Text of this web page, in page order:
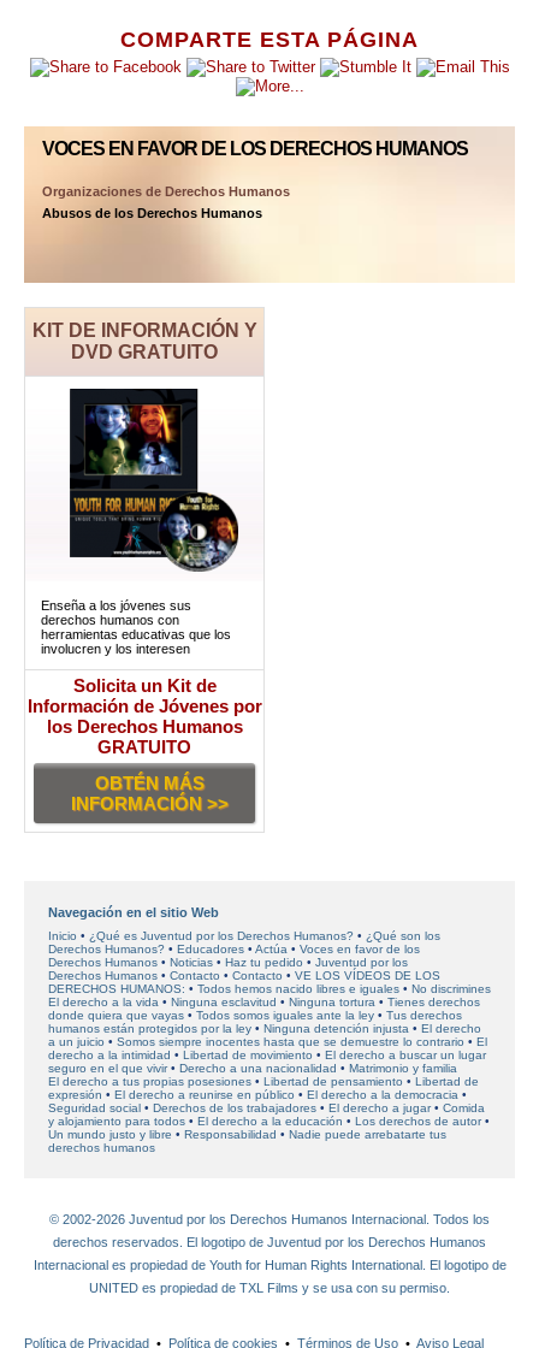
COMPARTE ESTA PÁGINA
VOCES EN FAVOR DE LOS DERECHOS HUMANOS
Organizaciones de Derechos Humanos
Abusos de los Derechos Humanos
KIT DE INFORMACIÓN Y
DVD GRATUITO
Enseña a los jóvenes sus
derechos humanos con
herramientas educativas que los
involucren y los interesen
Solicita un Kit de
Información de Jóvenes por
los Derechos Humanos
GRATUITO
OBTÉN MÁS
INFORMACIÓN >>
Navegación en el sitio Web
Inicio ¿Qué es Juventud por los Derechos Humanos?
¿Qué son los
Derechos Humanos?
Educadores Actúa Voces en favorde los
Derechos Humanos
Noticias Haz tu pedido
Juventud por los
Derechos Humanos
Contacto Contacto
VE LOS VÍDEOS DE LOS
DERECHOS HUMANOS:
Todos hemos nacido libres e iguales
No discrimines
El derecho a la vida
Ninguna esclavitud Ninguna tortura
Tienes derechos
donde quiera que vayas
Todos somos iguales ante la ley
Tus derechos
humanos están protegidos por la ley
Ninguna detención injusta
El derecho
a un juicio
Somos siempre inocentes hasta que se demuestre lo contrario
El
derecho a la intimidad
Libertad de movimiento
El derecho a buscar un lugar
seguro en el que vivir
Derecho a una nacionalidad
Matrimonio y familia
El derecho a tus propias posesiones
Libertad de pensamiento
Libertad de
expresión
El derecho a reunirse en público
El derecho a la democracia
Seguridad social
Derechos de los trabajadores El derecho a jugar
Comida
y alojamiento para todos
El derecho a la educación
Los derechos de autor
Un mundo justo y libre
Responsabilidad
Nadie puede arrebatarte tus
derechos humanos
© 2002-2026 Juventud por los Derechos Humanos Internacional. Todos los
derechos reservados. El logotipo de Juventud por los Derechos Humanos
Internacional es propiedad de Youth for Human Rights International. El logotipo de
UNITED es propiedad de TXL Films y se usa con su permiso.
Política de Privacidad • Política de cookies • Términos de Uso • Aviso Legal